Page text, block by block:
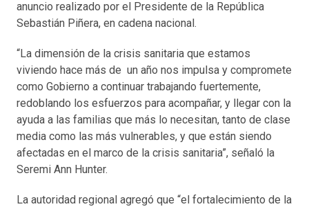
anuncio realizado por el Presidente de la República
Sebastián Piñera, en cadena nacional.
“La dimensión de la crisis sanitaria que estamos
viviendo hace más de un año nos impulsa y compromete
como Gobierno a continuar trabajando fuertemente,
redoblando los esfuerzos para acompañar, y llegar con la
ayuda a las familias que más lo necesitan, tanto de clase
media como las más vulnerables, y que están siendo
afectadas en el marco de la crisis sanitaria”, señaló la
Seremi Ann Hunter.
La autoridad regional agregó que “el fortalecimiento de la